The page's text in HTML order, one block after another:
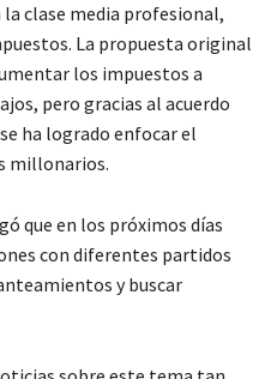
la clase media profesional,
La propuesta original
los impuestos a
pero gracias al acuerdo
ha logrado enfocar el
millonarios.
que en los próximos días
con diferentes partidos
y buscar